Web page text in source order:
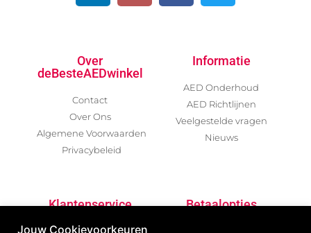
Over
deBesteAEDwinkel
Contact
Over Ons
Algemene Voorwaarden
Privacybeleid
Informatie
AED Onderhoud
AED Richtlijnen
Veelgestelde vragen
Nieuws
Klantenservice
Garantievoorwaarden
Betaalopties
Jouw Cookievoorkeuren